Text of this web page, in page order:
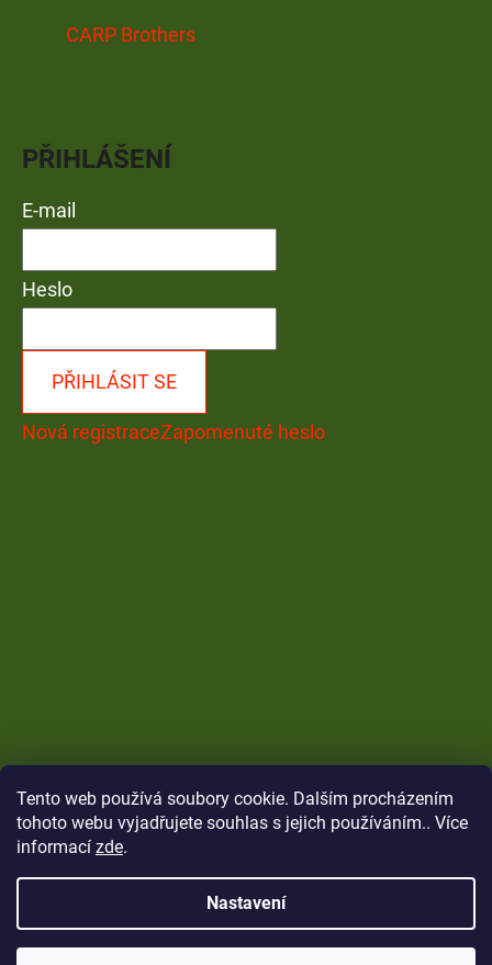
Tento web používá soubory cookie. Dalším procházením
tohoto webu vyjadřujete souhlas s jejich používáním.. Více
informací zde.
Nastavení
CARP Brothers
PŘIHLÁŠENÍ
E-mail
Heslo
PŘIHLÁSIT SE
Nová registraceZapomenuté heslo
Copyright 2026CARP Brothers. Všechna práva